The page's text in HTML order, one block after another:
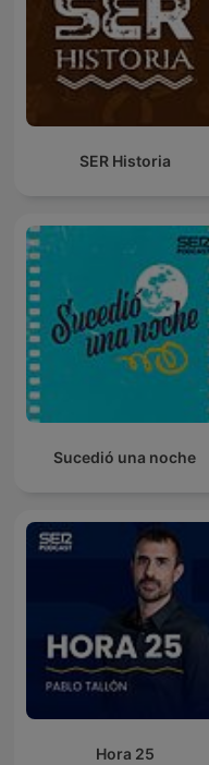
SER Historia
Sucedió una noche
Hora 25